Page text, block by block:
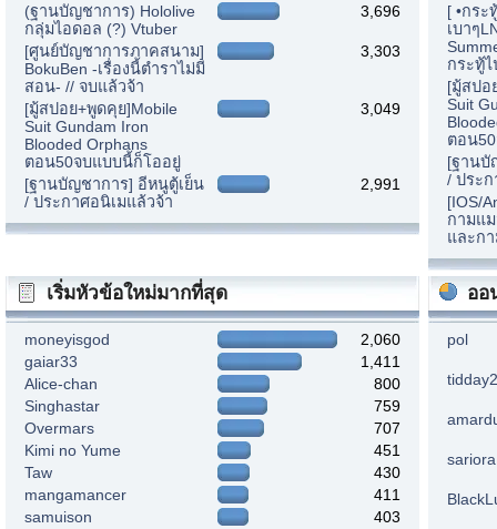
(ฐานบัญชาการ) Hololive
กลุ่มไอดอล (?) Vtuber
3,696
[ศูนย์บัญชาการภาคสนาม]
BokuBen -เรื่องนี้ตำราไม่มี
สอน- // จบแล้วจ้า
3,303
[มู้สปอย+พูดคุย]Mobile
Suit Gundam Iron
Blooded Orphans
ตอน50จบแบบนี้ก็โออยู่
3,049
[ฐานบัญชาการ] อีหนูตู้เย็น
/ ประกาศอนิเมแล้วจ้า
2,991
[ •กระ
เบาๆ
กระทู้
[มู้สปอ
Suit
ตอน
[ฐานบั
/ ประ
[IOS/
กามแม
และก
เริ่มหัวข้อใหม่มากที่สุด
moneyisgod
2,060
gaiar33
1,411
Alice-chan
800
Singhastar
759
Overmars
707
Kimi no Yume
451
Taw
430
mangamancer
411
samuison
403
ออ
pol